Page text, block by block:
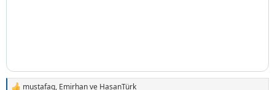
mustafag, Emirhanve HasanTürk